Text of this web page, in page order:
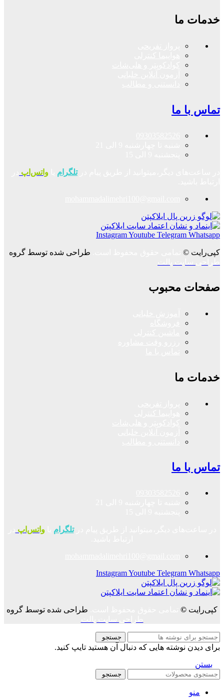
خدمات ما
تماس با ما
در ساعت‌های دیگر،میتوانید از طریق پیام درتلگرام واتس‌اپ
InstagramYoutube Telegram Whatsapp
کپی‌رایت ©
طراحی شده توسط گروه
صفحات محبوب
خدمات ما
تماس با ما
در ساعت‌های دیگر،میتوانید از طریق پیام درتلگرام یاواتس‌اپ
InstagramYoutube Telegram Whatsapp
کپی‌رایت ©
طراحی شده توسط گروه
جستجو
برای دیدن نوشته هایی که دنبال آن هستید تایپ کنید.
بستن
جستجو
منو